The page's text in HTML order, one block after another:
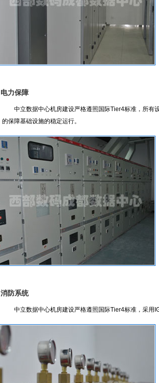
电力保障
中立数据中心机房建设严格遵照国际Tier4标准，所有
的保障基础设施的稳定运行。
消防系统
中立数据中心机房建设严格遵照国际Tier4标准，采用